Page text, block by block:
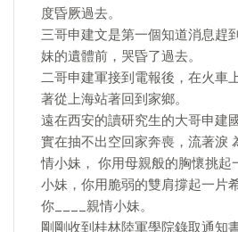
度昏厥過去。
三哥申建文是第一個知道消息趕
妹的遺體前，哭昏了過去。
二哥申建軍接到電報後，在火車
著從上海站著回到家鄉。
遠在西安的讀研究生的大哥申建
實在抽不出空回家奔喪，流著淚
情小妹， 你用母親般的胸懷挑起
小妹，你用脆弱的雙肩撐起一片
你____親情小妹。
剛剛收到桂林陸軍學院錄取通知